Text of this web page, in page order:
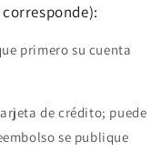
primero su cuenta
de crédito; puede
se publique